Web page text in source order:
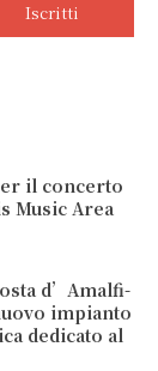
Iscritti
il concerto
Music Area
d’Amalfi-
impianto
dedicato al